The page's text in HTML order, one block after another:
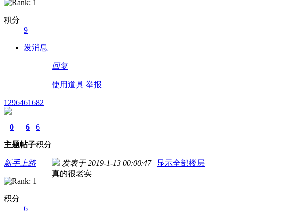
积分
9
发消息
回复
使用道具 举报
1296461682
0
主题
6
帖子
6
积分
新手上路
积分
6
发表于 2019-1-13 00:00:47 | 显示全部楼层
真的很老实